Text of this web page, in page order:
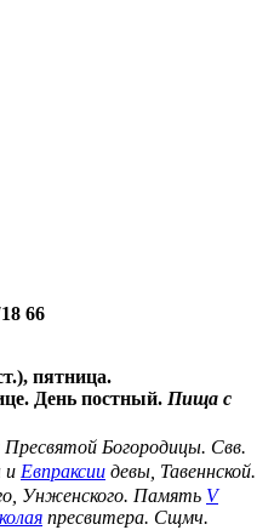
66
пятница.
День постный. Пища с
Пресвятой Богородицы. Свв.
и Евпраксии девы, Тавеннской.
Унженского. Память V
пресвитера. Сщмч.